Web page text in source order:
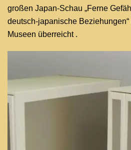
großen Japan-Schau „Ferne
deutsch-japanische
Museen überreicht .